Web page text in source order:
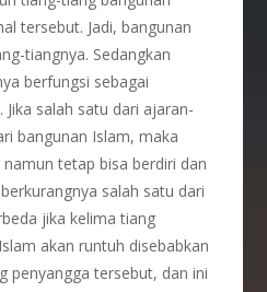
tersebut. Jadi, bangunan
tiangnya. Sedangkan
berfungsi sebagai
salah satu dari ajaran-
bangunan Islam, maka
tetap bisa berdiri dan
salah satu dari
jika kelima tiang
akan runtuh disebabkan
penyangga tersebut, dan ini